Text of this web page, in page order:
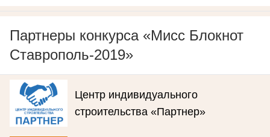
Партнеры конкурса «Мисс Блокнот
Ставрополь-2019»
Центр индивидуального
строительства «Партнер»